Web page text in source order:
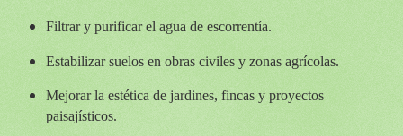
Filtrar y purificar el agua de escorrentía.
Estabilizar suelos en obras civiles y zonas agrícolas.
Mejorar la estética de jardines, fincas y proyectos
paisajísticos.